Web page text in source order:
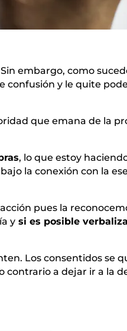
embargo, como
confusión y le quite
que emana de la
, lo que estoy
la conexión con la
pues la
y si es posible
Los consentidos se
contrario a dejar ir a la